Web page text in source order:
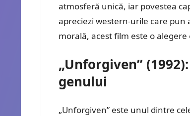
atmosferă unică, iar povestea
apreciezi western-urile care pun
morală, acest film este o alegere
„Unforgiven”
genului
„Unforgiven” este unul dintre